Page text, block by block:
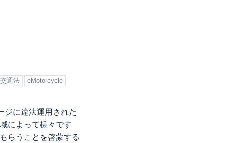
通法 eMotorcycle
ジに違法運用された
によって様々です
らうことを啓蒙する